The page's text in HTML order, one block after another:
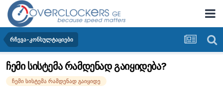
რჩევა-კონსულტაციები
ჩემი სისტემა რამდენად გაიყიდება?
ჩემი სისტემა რამდენად გაიყიდე